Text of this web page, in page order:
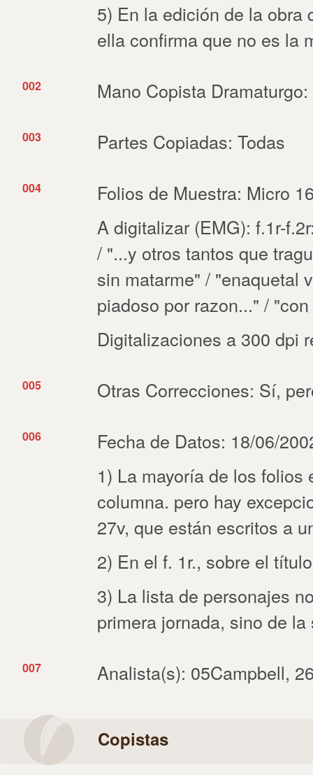
5) En la edición de la obra
ella confirma que no es la
002 Mano Copista
003 Partes Copiadas: Todas
004
Folios de Muestra: Micro
A digitalizar (EMG): f.1r-
/ "...y otros tantos que
sin matarme" / "enaquetal
piadoso por razon..." /
Digitalizaciones a 300 dpi
005 Otras Correcciones: Sí,
006
Fecha de Datos: 18/06/
1) La mayoría de los
columna. pero hay
27v, que están escritos a
2) En el f. 1r., sobre el
3) La lista de personajes
primera jornada, sino de la
007 Analista(s): 05Campbell,
Copistas